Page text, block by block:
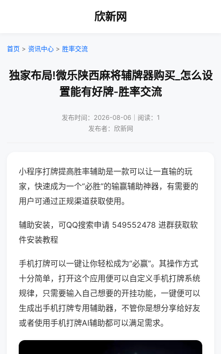
欣新网
首页 > 资讯中心 > 胜率交流
独家布局!微乐陕西麻将辅牌器购买_怎么设
置能有好牌-胜率交流
发布时间：2026-08-06｜阅读：1
发布者：欣新网
小程序打牌提高胜率辅助是一款可以让一直输的玩
家，快速成为一个“必胜”的输赢辅助神器，有需要的
用户可通过正规渠道获取使用。
辅助安装，可QQ搜索申请 549552478 进群获取软
件安装教程
手机打牌可以一键让你轻松成为“必赢”。其操作方式
十分简单，打开这个应用便可以自定义手机打牌系统
规律，只需要输入自己想要的开挂功能，一键便可以
生成出手机打牌专用辅助器，不管你是想分享给好友
或者使用手机打牌AI辅助都可以满足需求。